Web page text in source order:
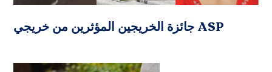
جائزة الخريجين المؤثرين من خريجي ASP